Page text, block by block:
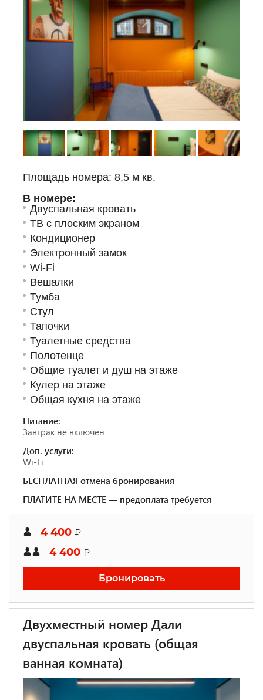
Площадь номера: 8,5 м кв.
В номере:
Двуспальная кровать
ТВ с плоским экраном
Кондиционер
Электронный замок
Wi-Fi
Вешалки
Тумба
Стул
Тапочки
Туалетные средства
Полотенце
Общие туалет и душ на этаже
Кулер на этаже
Общая кухня на этаже
Питание:
Завтрак не включен
Доп. услуги:
Wi-Fi
БЕСПЛАТНАЯ отмена бронирования
ПЛАТИТЕ НА МЕСТЕ — предоплата требуется
4 400 ₽
4 400 ₽
Бронировать
Двухместный номер Дали
двуспальная кровать (общая
ванная комната)